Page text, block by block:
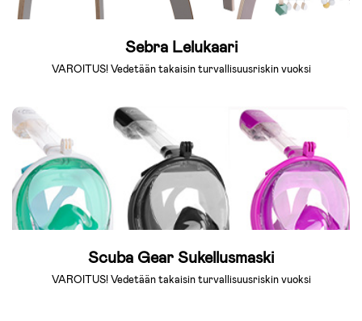
Sebra Lelukaari
VAROITUS! Vedetään takaisin turvallisuusriskin vuoksi
Scuba Gear Sukellusmaski
VAROITUS! Vedetään takaisin turvallisuusriskin vuoksi